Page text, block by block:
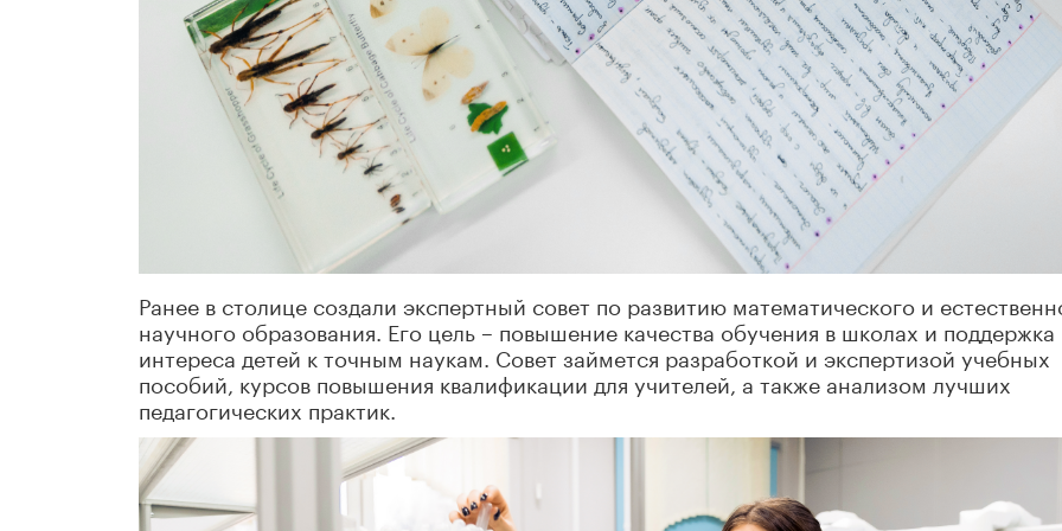
Ранее в столице создали экспертный совет по развитию математического и
научного образования. Его цель – повышение качества обучения в школах и поддержка
интереса детей к точным наукам. Совет займется разработкой и экспертизой учебных
пособий, курсов повышения квалификации для учителей, а также анализом лучших
педагогических практик.